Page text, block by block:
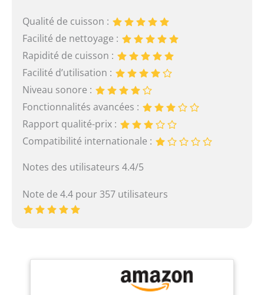
Qualité de cuisson :
Facilité de nettoyage :
Rapidité de cuisson :
Facilité d’utilisation :
Niveau sonore :
Fonctionnalités avancées :
Rapport qualité-prix :
Compatibilité internationale :
Notes des utilisateurs 4.4/5
Note de 4.4 pour 357 utilisateurs